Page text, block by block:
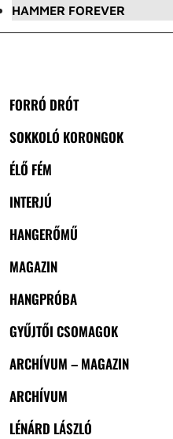
HAMMER FOREVER
FORRÓ DRÓT
SOKKOLÓ KORONGOK
ÉLŐ FÉM
INTERJÚ
HANGERŐMŰ
MAGAZIN
HANGPRÓBA
GYŰJTŐI CSOMAGOK
ARCHÍVUM – MAGAZIN
ARCHÍVUM
LÉNÁRD LÁSZLÓ